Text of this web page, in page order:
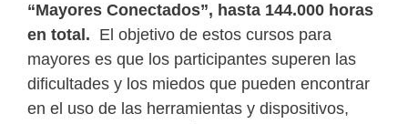
“Mayores Conectados”, hasta 144.000 horas
en total. El objetivo de estos cursos para
mayores es que los participantes superen las
dificultades y los miedos que pueden encontrar
en el uso de las herramientas y dispositivos,